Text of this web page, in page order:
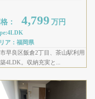
： 4,799 万円
ア：福岡県
早良区飯倉2丁目、茶山駅利用
4LDK。収納充実と...